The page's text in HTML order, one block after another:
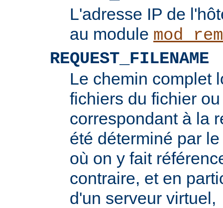
L'adresse IP de
au module
REQUEST_FILENAME
Le chemin complet
fichiers du fichier
correspondant à la
été déterminé par
où on y fait
contraire, et en
d'un serveur virtuel,